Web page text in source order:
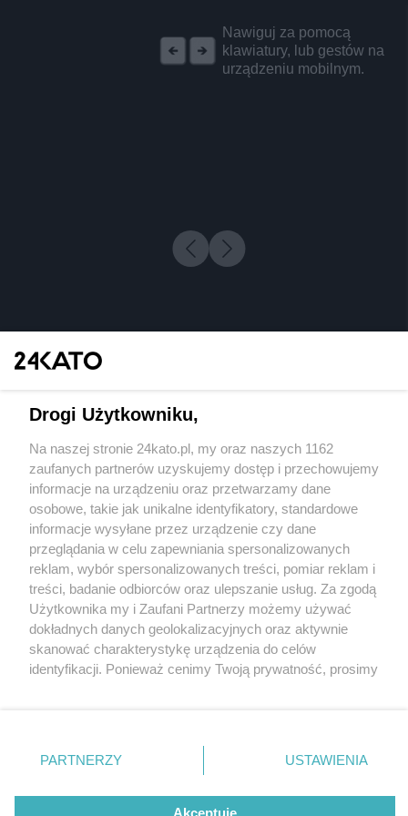
Nawiguj za pomocą
klawiatury, lub gestów na
urządzeniu mobilnym.
4 / 0
Wydawca mediów lokalnych
Nie zapomnij
zapoznać się z:
polityką prywatności regulamin korzystania z portali
Twojemiasto
Piekary Śląskie
Chorzów
Tarnowskie Góry
Gliwice
Skontakuj sięz nami
Kontakt
Wydawca
Redakcja
Drogi Użytkowniku,
Na naszej stronie 24kato.pl, my oraz naszych 1162
zaufanych partnerów uzyskujemy dostęp i przechowujemy
informacje na urządzeniu oraz przetwarzamy dane
osobowe, takie jak unikalne identyfikatory, standardowe
informacje wysyłane przez urządzenie czy dane
przeglądania w celu zapewniania spersonalizowanych
reklam, wybór spersonalizowanych treści, pomiar reklam i
treści, badanie odbiorców oraz ulepszanie usług. Za zgodą
Użytkownika my i Zaufani Partnerzy możemy używać
dokładnych danych geolokalizacyjnych oraz aktywnie
skanować charakterystykę urządzenia do celów
identyfikacji. Ponieważ cenimy Twoją prywatność, prosimy
prywatności znajdujący się w lewym dolnym rogu strony
. Niektóre rodzaje przetwarzania danych nie wymagają
zgody użytkownika, ale masz prawo sprzeciwić się
takiemu przetwarzaniu. Preferencje będą miały
PARTNERZY USTAWIENIA
Akceptuję